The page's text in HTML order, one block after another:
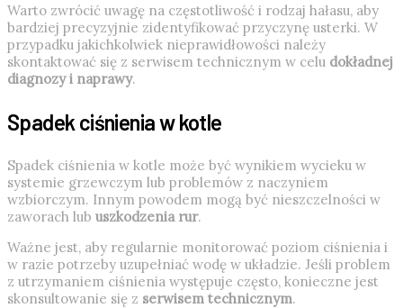
Warto zwrócić uwagę na częstotliwość i rodzaj hałasu, aby
bardziej precyzyjnie zidentyfikować przyczynę usterki. W
przypadku jakichkolwiek nieprawidłowości należy
skontaktować się z serwisem technicznym w celu dokładnej
diagnozy i naprawy.
Spadek ciśnienia w kotle
Spadek ciśnienia w kotle może być wynikiem wycieku w
systemie grzewczym lub problemów z naczyniem
wzbiorczym. Innym powodem mogą być nieszczelności w
zaworach lub uszkodzenia rur.
Ważne jest, aby regularnie monitorować poziom ciśnienia i
w razie potrzeby uzupełniać wodę w układzie. Jeśli problem
z utrzymaniem ciśnienia występuje często, konieczne jest
skonsultowanie się z serwisem technicznym.